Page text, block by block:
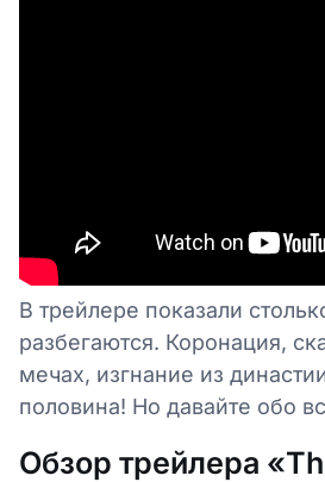
В трейлере показали
разбегаются. Коронация,
мечах, изгнание из
половина! Но давайте обо
Обзор трейлера